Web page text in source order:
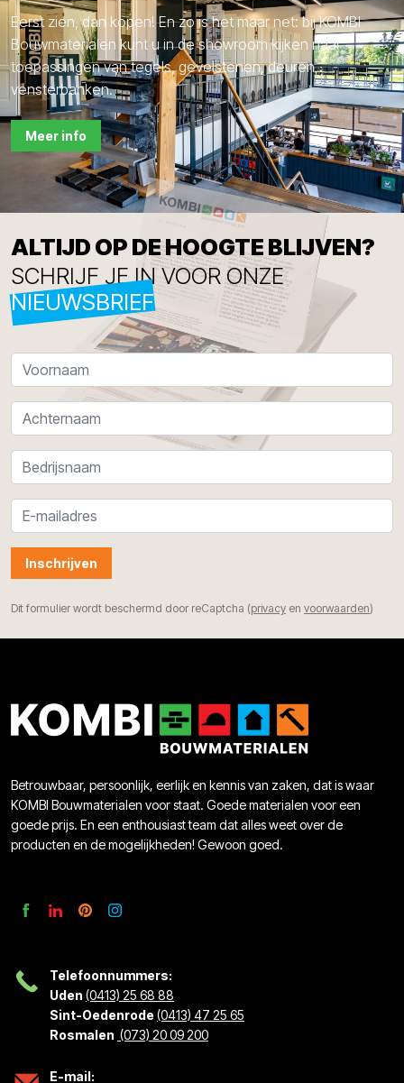
Eerst zien, dan kopen! En zo is het maar net: bij KOMBI
Bouwmaterialen kunt u in de showroom kijken naar
toepassingen van tegels, gevelstenen, deuren,
vensterbanken.
Meer info
ALTIJD OP DE HOOGTE BLIJVEN?
SCHRIJF JE IN VOOR ONZE
NIEUWSBRIEF
Inschrijven
Dit formulier wordt beschermd door reCaptcha (privacy en voorwaarden)
Betrouwbaar, persoonlijk, eerlijk en kennis van zaken, dat is waar
KOMBI Bouwmaterialen voor staat. Goede materialen voor een
goede prijs. En een enthousiast team dat alles weet over de
producten en de mogelijkheden! Gewoon goed.
Telefoonnummers:
Uden (0413) 25 68 88
Sint-Oedenrode(0413) 47 25 65
Rosmalen (073) 20 09 200
E-mail: